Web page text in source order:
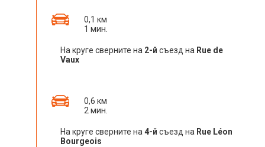
0,1 км
1 мин.
На круге сверните на 2-й съезд на Rue de
Vaux
0,6 км
2 мин.
На круге сверните на 4-й съезд на Rue Léon
Bourgeois